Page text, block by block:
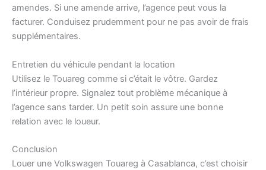
amendes. Si une amende arrive, l’agence peut vous la
facturer. Conduisez prudemment pour ne pas avoir de frais
supplémentaires.
Entretien du véhicule pendant la location
Utilisez le Touareg comme si c’était le vôtre. Gardez
l’intérieur propre. Signalez tout problème mécanique à
l’agence sans tarder. Un petit soin assure une bonne
relation avec le loueur.
Conclusion
Louer une Volkswagen Touareg à Casablanca, c’est choisir